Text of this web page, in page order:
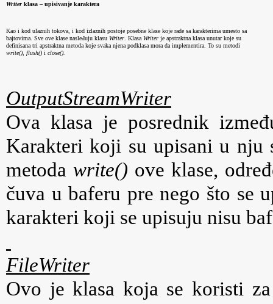
Writer klasa – upisivanje karaktera
Kao i kod ulaznih tokova, i kod izlaznih postoje posebne klase koje rade sa karakterima umesto sa
bajtovima. Sve ove klase nasleđuju klasu Writer . Klasa Writer je apstraktna klasa unutar koje su
definisana tri apstraktna metoda koje svaka njena podklasa mora da implementira. To su metodi
write(), flush() i close().
OutputStreamWriter
Ova klasa je posrednik
Karakteri koji su upisani u nju
metoda write() ove klase,
čuva u baferu pre nego što se
karakteri koji se upisuju nisu
FileWriter
Ovo je klasa koja se koristi